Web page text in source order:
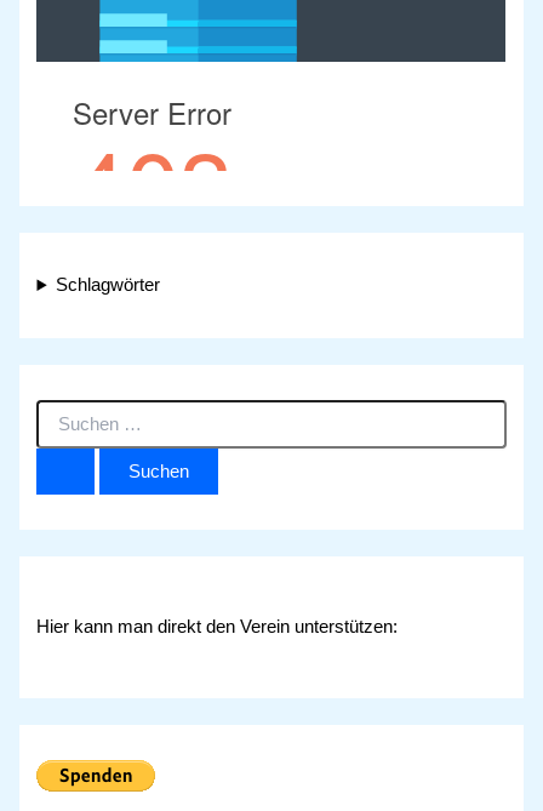
Schlagwörter
S
n
n
h
Hier kann man direkt den Verein unterstützen: